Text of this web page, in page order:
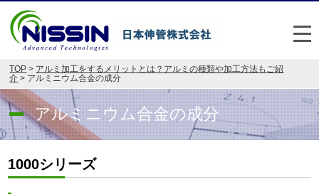
メ
日本伸管の強み
事業内容
お悩み解決事例
企業情報
TOP > アルミ加工をするメリットとは？アルミの種類や加工方法もご紹
介 > アルミニウム合金の成分
アルミニウム合金の成分
1000シリーズ